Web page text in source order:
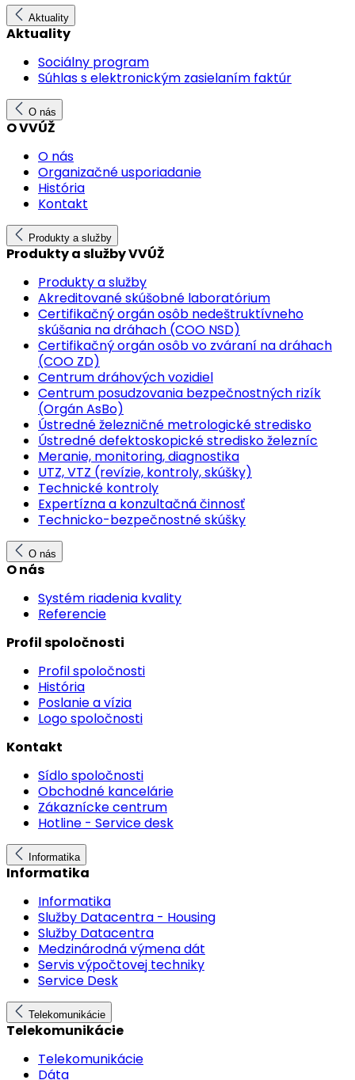
Aktuality
Aktuality
Sociálny program
Súhlas s elektronickým zasielaním faktúr
O nás
O VVÚŽ
O nás
Organizačné usporiadanie
História
Kontakt
Produkty a služby
Produkty a služby VVÚŽ
Produkty a služby
Akreditované skúšobné laboratórium
Certifikačný orgán osôb nedeštruktívneho
skúšania na dráhach (COO NSD)
Certifikačný orgán osôb vo zváraní na dráhach
(COO ZD)
Centrum dráhových vozidiel
Centrum posudzovania bezpečnostných rizík
(Orgán AsBo)
Ústredné železničné metrologické stredisko
Ústredné defektoskopické stredisko železníc
Meranie, monitoring, diagnostika
UTZ, VTZ (revízie, kontroly, skúšky)
Technické kontroly
Expertízna a konzultačná činnosť
Technicko-bezpečnostné skúšky
O nás
O nás
Systém riadenia kvality
Referencie
Profil spoločnosti
Profil spoločnosti
História
Poslanie a vízia
Logo spoločnosti
Kontakt
Sídlo spoločnosti
Obchodné kancelárie
Zákaznícke centrum
Hotline - Service desk
Informatika
Informatika
Informatika
Služby Datacentra - Housing
Služby Datacentra
Medzinárodná výmena dát
Servis výpočtovej techniky
Service Desk
Telekomunikácie
Telekomunikácie
Telekomunikácie
Dáta